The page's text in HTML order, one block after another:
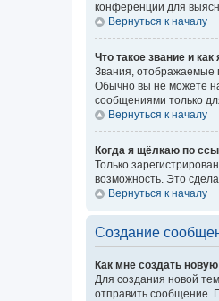
конференции для
Вернуться к началу
Что такое звание и
Звания, отображаемые
Обычно вы не можете
сообщениями только
Вернуться к началу
Когда я щёлкаю по
Только
возможность. Это
Вернуться к началу
Создание
Как мне создать
Для создания новой
отправить сообщение.